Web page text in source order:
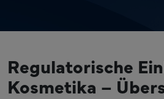
Regulatorische
Kosmetika –